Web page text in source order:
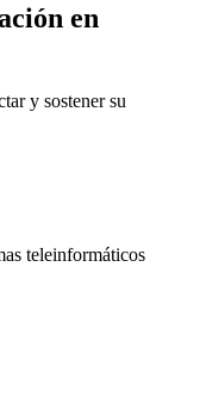
en
y sostener su
teleinformáticos